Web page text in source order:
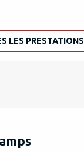
LES PRESTATIONS